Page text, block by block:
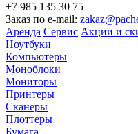
+7 985 135 30 75
Заказ по e-mail:
Аренда Сервис Акции и
Ноутбуки
Компьютеры
Моноблоки
Мониторы
Принтеры
Сканеры
Плоттеры
Бумага